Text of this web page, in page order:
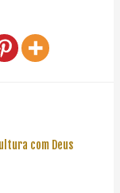
com Deus